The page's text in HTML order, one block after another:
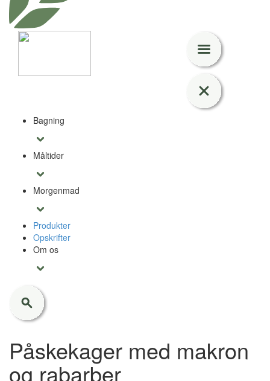
Bagning
Måltider
Morgenmad
Produkter
Opskrifter
Om os
Påskekager med makron
og rabarber